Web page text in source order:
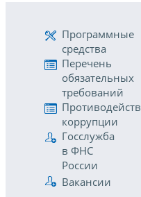
Программные
средства
Перечень
обязательных
требований
коррупции
Госслужба
в ФНС
России
Вакансии